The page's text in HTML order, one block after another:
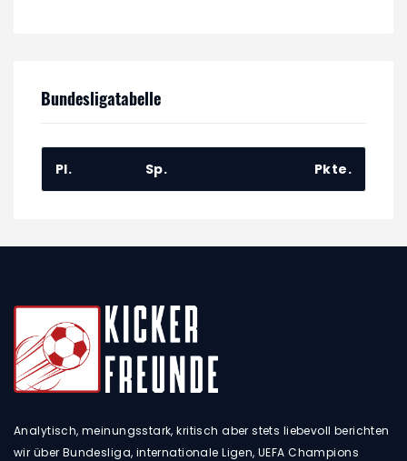
Bundesligatabelle
Pl. Sp. Pkte.
Analytisch, meinungsstark, kritisch aber stets liebevoll berichten
wir über Bundesliga, internationale Ligen, UEFA Champions